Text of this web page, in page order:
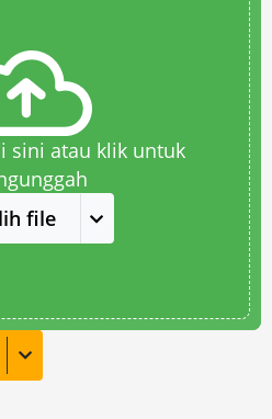
sini atau klik untuk
file